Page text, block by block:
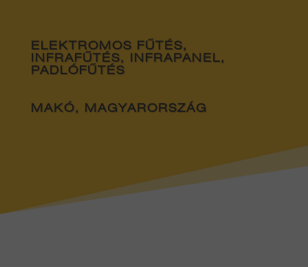
ELEKTROMOS FŰTÉS,
INFRAFŰTÉS, INFRAPANEL,
PADLÓFŰTÉS
MAKÓ, MAGYARORSZÁG